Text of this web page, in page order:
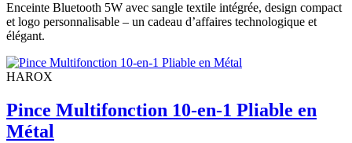
Enceinte Bluetooth 5W avec sangle textile intégrée, design compact
et logo personnalisable – un cadeau d’affaires technologique et
élégant.
HAROX
Pince Multifonction 10-en-1 Pliable en
Métal